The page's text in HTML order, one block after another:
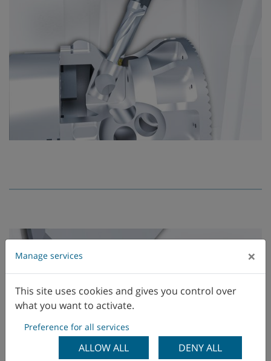
Manage services ×
This site uses cookies and gives you control over
what you want to activate.
Preference for all services
ALLOW ALL DENY ALL